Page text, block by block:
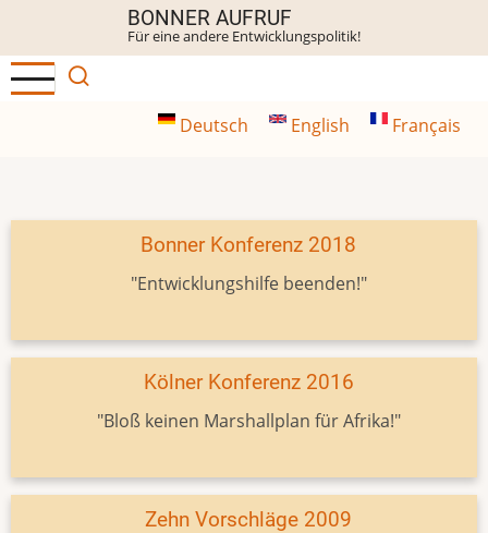
Inhalt
BONNER AUFRUF
Für eine andere Entwicklungspolitik!
Deutsch English Français
Bonner Konferenz 2018
"Entwicklungshilfe beenden!"
Kölner Konferenz 2016
"Bloß keinen Marshallplan für Afrika!"
Zehn Vorschläge 2009